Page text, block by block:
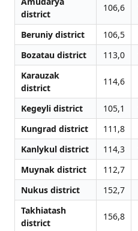
district
106,6
Beruniy district 106,5
Bozatau district
113,0
Karauzak
district
114,6
Kegeyli district 105,1
Kungrad district
111,8
Kanlykul district
114,3
Muynak district
112,7
Nukus district
152,7
Takhiatash
district
156,8